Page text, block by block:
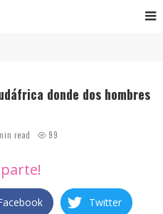
donde dos hombres
read 99
Twitter